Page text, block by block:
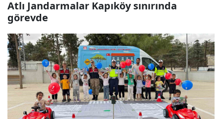
Atlı Jandarmalar Kapıköy sınırında
görevde